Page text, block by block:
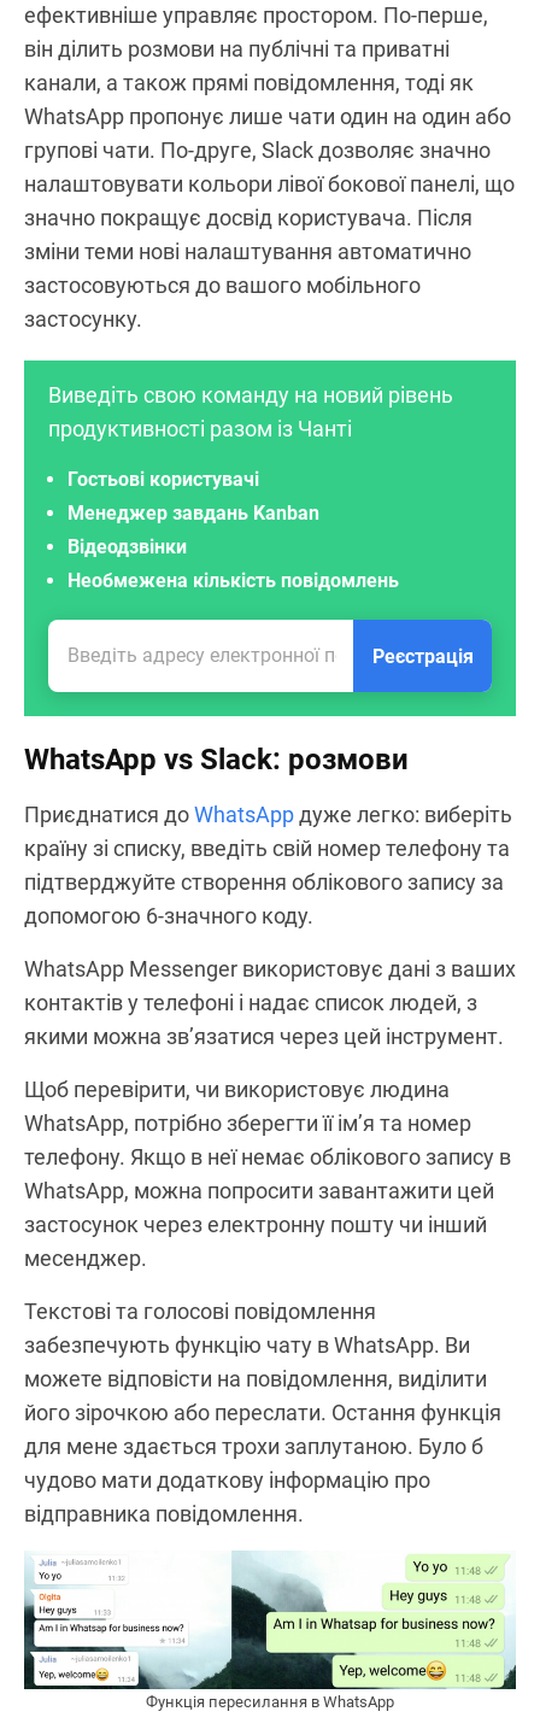
ефективніше управляє простором. По-перше,
він ділить розмови на публічні та приватні
канали, а також прямі повідомлення, тоді як
WhatsApp пропонує лише чати один на один або
групові чати. По-друге, Slack дозволяє значно
налаштовувати кольори лівої бокової панелі, що
значно покращує досвід користувача. Після
зміни теми нові налаштування автоматично
застосовуються до вашого мобільного
застосунку.
Виведіть свою команду на новий рівень
продуктивності разом із Чанті
Необмежена кількість повідомлень
Відеодзвінки
Менеджер завдань Kanban
Гостьові користувачі
Реєстрація
WhatsApp vs Slack: розмови
Приєднатися доWhatsAppдуже легко: виберіть
країну зі списку, введіть свій номер телефону та
підтверджуйте створення облікового запису за
допомогою 6-значного коду.
WhatsApp Messenger використовує дані з ваших
контактів у телефоні і надає список людей, з
якими можна зв’язатися через цей інструмент.
Щоб перевірити, чи використовує людина
WhatsApp, потрібно зберегти її ім’я та номер
телефону. Якщо в неї немає облікового запису в
WhatsApp, можна попросити завантажити цей
застосунок через електронну пошту чи інший
месенджер.
Текстові та голосові повідомлення
забезпечують функцію чату в WhatsApp. Ви
можете відповісти на повідомлення, виділити
його зірочкою або переслати. Остання функція
для мене здається трохи заплутаною. Було б
чудово мати додаткову інформацію про
відправника повідомлення.
Функція пересилання в WhatsApp